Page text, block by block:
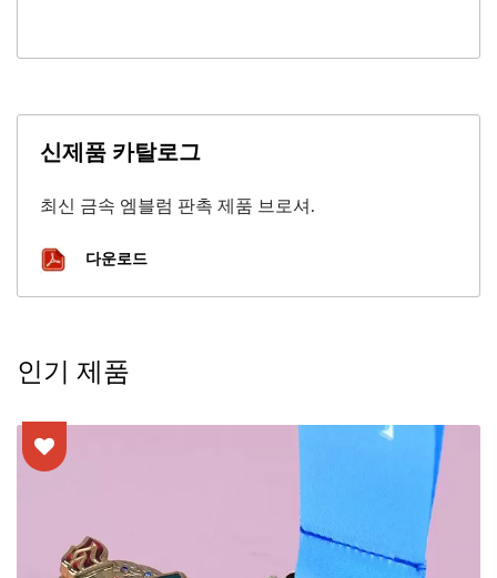
신제품 카탈로그
최신 금속 엠블럼 판촉 제품 브로셔.
다운로드
인기 제품